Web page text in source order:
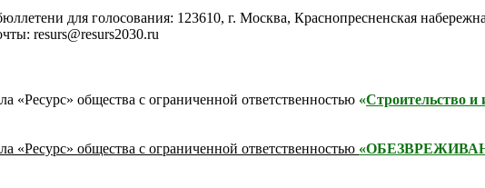
для голосования: 123610, г. Москва, Краснопресненская
resurs@resurs2030.ru
общества с ограниченной ответственностью «Строительство и
общества с ограниченной ответственностью «О